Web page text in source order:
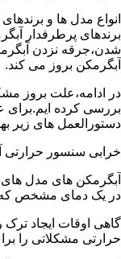
انواع مدل ها و
برندهای پرطرفدار
شدن،جرقه نزدن
آبگرمکن بروز می کند.
در ادامه،علت بروز
بررسی کرده ایم.برای
دستورالعمل های زیر
خرابی سنسور حرارتی
آبگرمکن های مدل های
در یک دمای مشخص که
گاهی اوقات ایجاد
حرارتی مشکلاتی را